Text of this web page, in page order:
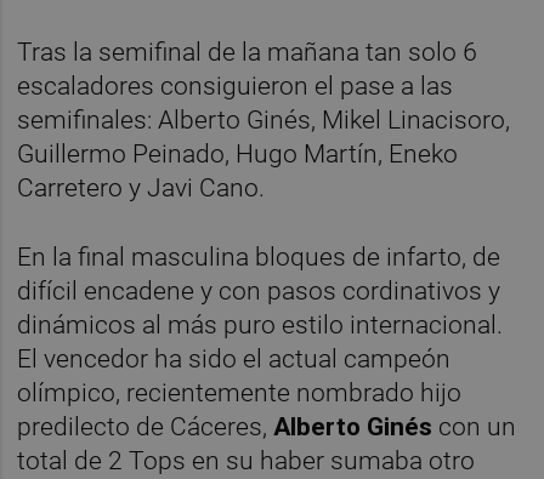
Tras la semifinal de la mañana tan solo 6
escaladores consiguieron el pase a las
semifinales: Alberto Ginés, Mikel Linacisoro,
Guillermo Peinado, Hugo Martín, Eneko
Carretero y Javi Cano.
En la final masculina bloques de infarto, de
difícil encadene y con pasos cordinativos y
dinámicos al más puro estilo internacional.
El vencedor ha sido el actual campeón
olímpico, recientemente nombrado hijo
predilecto de Cáceres, Alberto Ginés con un
total de 2 Tops en su haber sumaba otro